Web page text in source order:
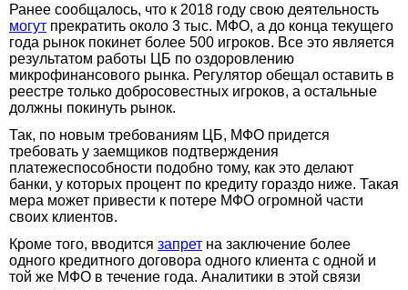
Ранее сообщалось, что к 2018 году свою деятельность
могут прекратить около 3 тыс. МФО, а до конца текущего
года рынок покинет более 500 игроков. Все это является
результатом работы ЦБ по оздоровлению
микрофинансового рынка. Регулятор обещал оставить в
реестре только добросовестных игроков, а остальные
должны покинуть рынок.
Так, по новым требованиям ЦБ, МФО придется
требовать у заемщиков подтверждения
платежеспособности подобно тому, как это делают
банки, у которых процент по кредиту гораздо ниже. Такая
мера может привести к потере МФО огромной части
своих клиентов.
Кроме того, вводится запрет на заключение более
одного кредитного договора одного клиента с одной и
той же МФО в течение года. Аналитики в этой связи